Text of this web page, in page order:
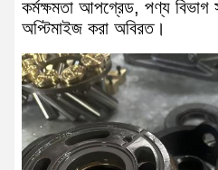
কর্মক্ষমতা আপগ্রেড, পণ্য
অপ্টিমাইজ করা অবিরত।